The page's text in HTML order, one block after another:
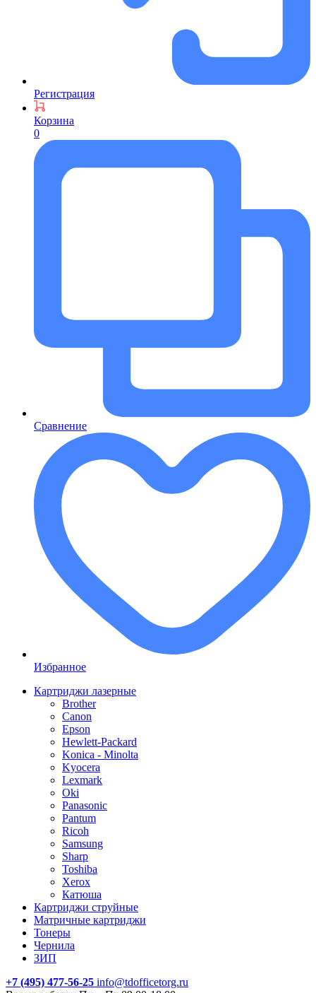
Регистрация
Корзина
0
Сравнение
Избранное
Картриджи лазерные
Brother
Canon
Epson
Hewlett-Packard
Konica - Minolta
Kyocera
Lexmark
Oki
Panasonic
Pantum
Ricoh
Samsung
Sharp
Toshiba
Xerox
Катюша
Картриджи струйные
Матричные картриджи
Тонеры
Чернила
ЗИП
+7 (495) 477-56-25 info@tdofficetorg.ru